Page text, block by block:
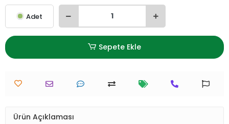
Adet
Sepete Ekle
Ürün Açıklaması